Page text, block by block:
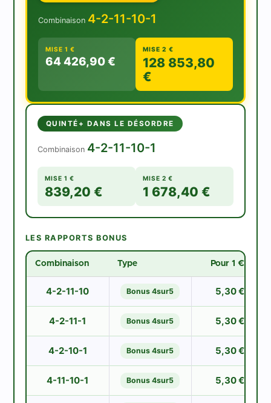
Combinaison 4-2-11-10-1
MISE 1 €
64 426,90 €
MISE 2 €
128 853,80
€
QUINTÉ+ DANS LE DÉSORDRE
Combinaison 4-2-11-10-1
MISE 1 €
839,20 €
MISE 2 €
1 678,40 €
LES RAPPORTS BONUS
Combinaison Type Pour 1 €
4-2-11-10 Bonus 4sur5 5,30 €
4-2-11-1 Bonus 4sur5 5,30 €
4-2-10-1 Bonus 4sur5 5,30 €
4-11-10-1 Bonus 4sur5 5,30 €